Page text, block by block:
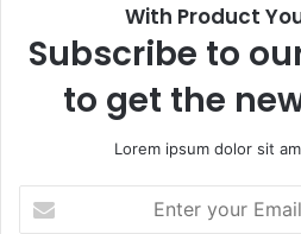
With Product
Subscribe to
to get the
Lorem ipsum dolor sit